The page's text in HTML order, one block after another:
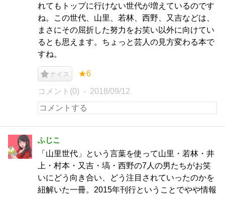
れてもトップに行けない世代が増えているのです
ね。この世代、山里、若林、西野、又吉などは、
まさにその屈折した努力をお笑い以外に向けてい
るとも思えます。ちょっと芸人の見方変わる本で
すね。
ナイス ★6
コメント(0) 2018/09/12
ふじこ
「山里世代」という言葉を使って山里・若林・井
上・村本・又吉・塙・西野の7人の男たちがお笑
いにどう向き合い、どう注目されていったのかを
紐解いた一冊。2015年刊行ということでやや情報